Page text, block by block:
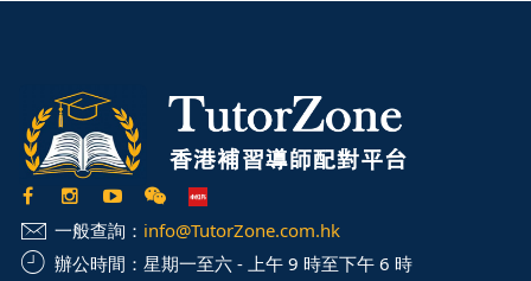
一般查詢： info@TutorZone.com.hk
辦公時間： 星期一至六 - 上午 9 時至下午 6 時